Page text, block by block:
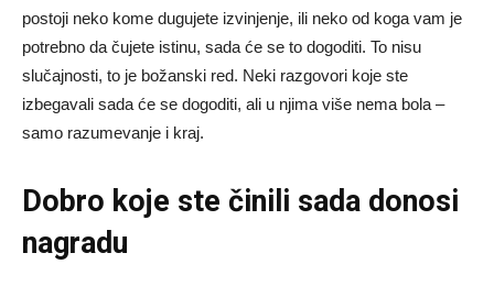
postoji neko kome dugujete izvinjenje, ili neko od koga vam je
potrebno da čujete istinu, sada će se to dogoditi. To nisu
slučajnosti, to je božanski red. Neki razgovori koje ste
izbegavali sada će se dogoditi, ali u njima više nema bola –
samo razumevanje i kraj.
Dobro koje ste činili sada donosi
nagradu